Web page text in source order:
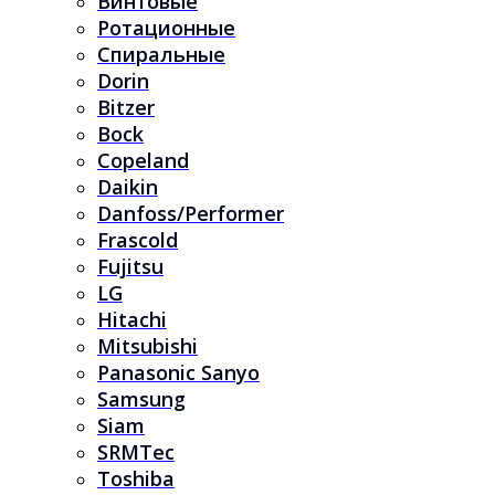
Ротационные
Спиральные
Dorin
Bitzer
Bock
Copeland
Daikin
Danfoss/Performer
Frascold
Fujitsu
LG
Hitachi
Mitsubishi
Panasonic Sanyo
Samsung
Siam
SRMTec
Toshiba